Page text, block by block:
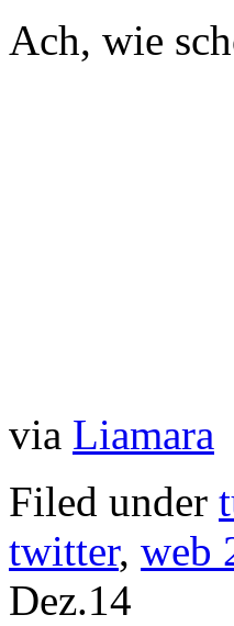
Ach, wie
via Liamara
Filed under
twitter, web
Dez.14